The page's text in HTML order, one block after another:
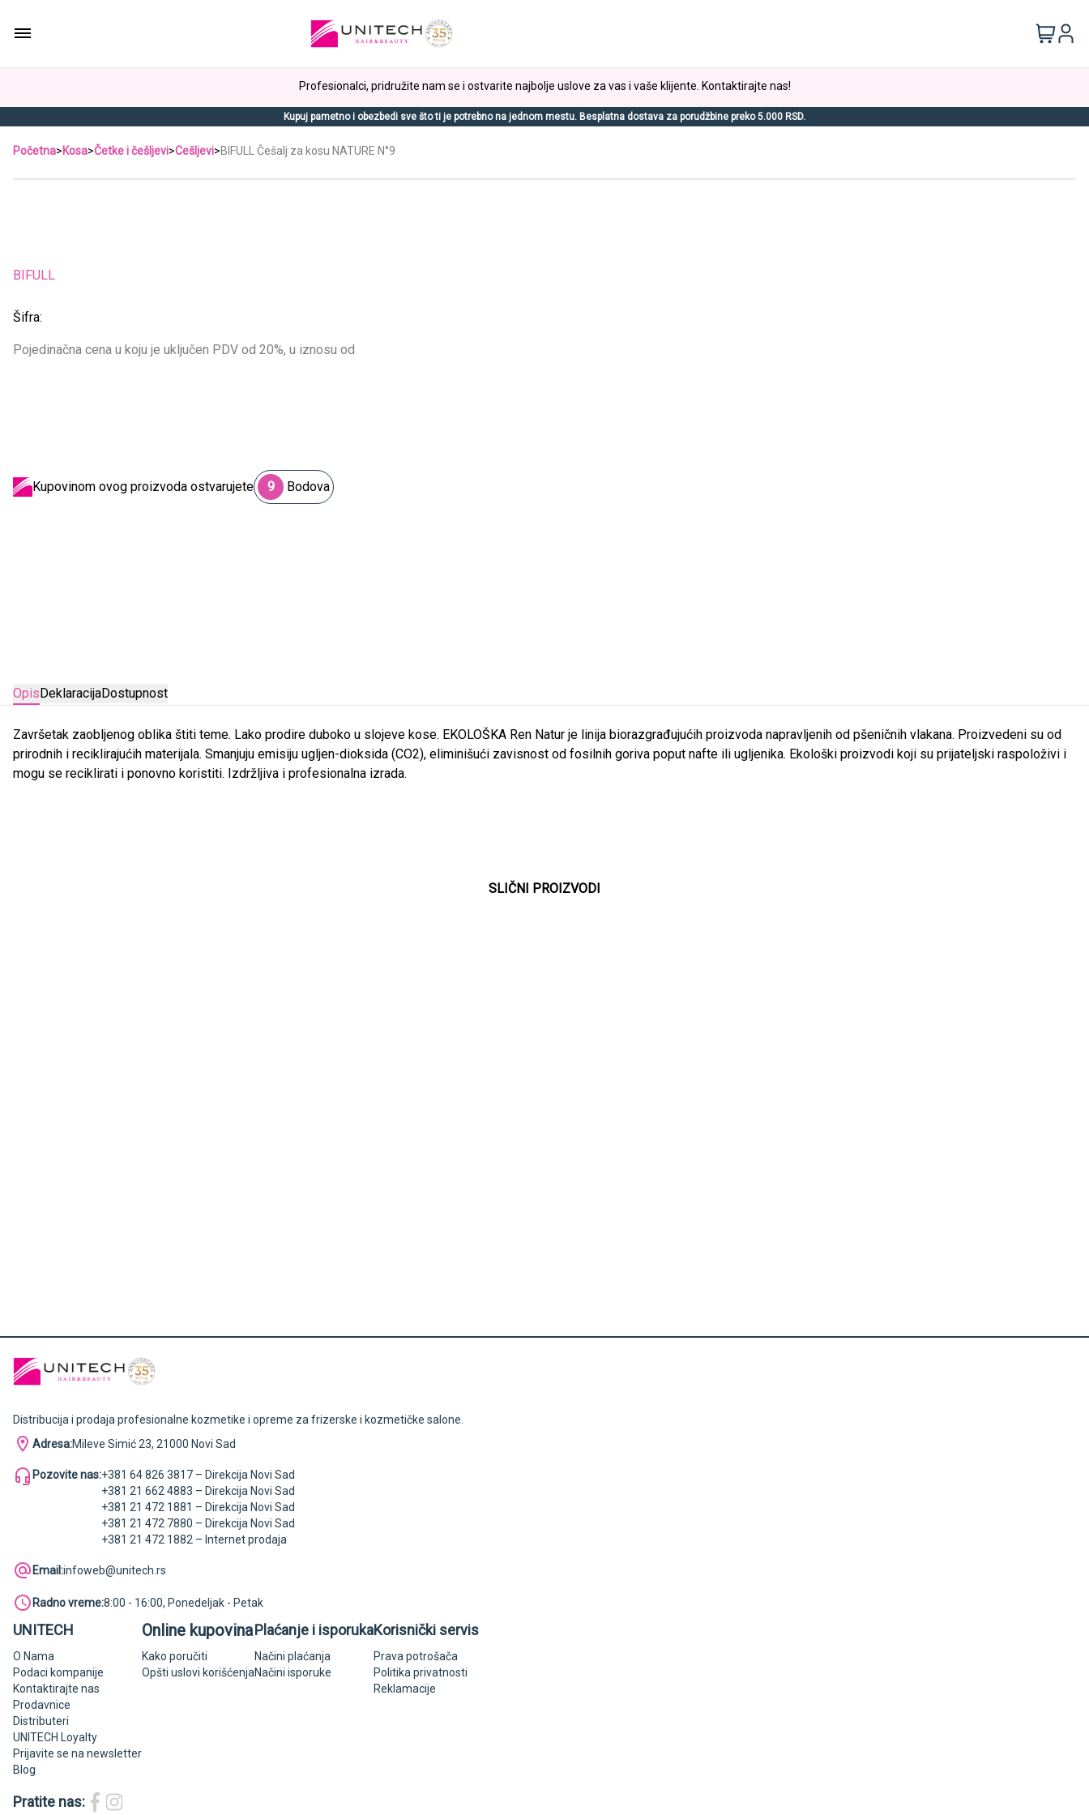
Profesionalci, pridružite nam se i ostvarite najbolje uslove za vas i vaše klijente. Kontaktirajte nas!
Kupuj pametno i obezbedi sve što ti je potrebno na jednom mestu. Besplatna dostava za porudžbine preko 5.000 RSD.
Početna>Kosa>Četke i češljevi>Cešljevi>BIFULL Češalj za kosu NATURE N°9
BIFULL
Šifra:
Pojedinačna cena u koju je uključen PDV od 20%, u iznosu od
Kupovinom ovog proizvoda ostvarujete 9 Bodova
OpisDeklaracijaDostupnost
Završetak zaobljenog oblika štiti teme. Lako prodire duboko u slojeve kose. EKOLOŠKA Ren Natur je linija biorazgrađujućih proizvoda napravljenih od pšeničnih vlakana. Proizvedeni su od
prirodnih i reciklirajućih materijala. Smanjuju emisiju ugljen-dioksida (CO2), eliminišući zavisnost od fosilnih goriva poput nafte ili ugljenika. Ekološki proizvodi koji su prijateljski raspoloživi i
mogu se reciklirati i ponovno koristiti. Izdržljiva i profesionalna izrada.
SLIČNI PROIZVODI
Distribucija i prodaja profesionalne kozmetike i opreme za frizerske i kozmetičke salone.
Adresa:Mileve Simić 23, 21000 Novi Sad
Pozovite nas:+381 64 826 3817 – Direkcija Novi Sad
+381 21 662 4883 – Direkcija Novi Sad
+381 21 472 1881 – Direkcija Novi Sad
+381 21 472 7880 – Direkcija Novi Sad
+381 21 472 1882 – Internet prodaja
Email:infoweb@unitech.rs
Radno vreme:8:00 - 16:00, Ponedeljak - Petak
UNITECH
O Nama
Podaci kompanije
Kontaktirajte nas
Prodavnice
Distributeri
UNITECH Loyalty
Prijavite se na newsletter
Blog
Online kupovina
Kako poručiti
Opšti uslovi korišćenja
Plaćanje i isporuka
Načini plaćanja
Načini isporuke
Korisnički servis
Prava potrošača
Politika privatnosti
Reklamacije
Pratite nas: